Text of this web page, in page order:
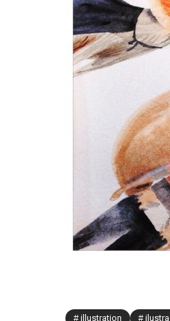
illustration